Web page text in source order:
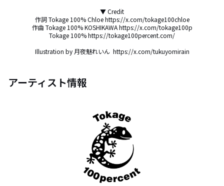
▼ Credit
作詞 Tokage 100% Chloe https://x.com/tokage100chloe
作曲 Tokage 100% KOSHIKAWA https://x.com/tokage100p
Tokage 100% https://tokage100percent.com/
Illustration by 月夜魅れいん  https://x.com/tukuyomirain
アーティスト情報